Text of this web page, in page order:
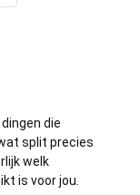
die
split precies
welk
is voor jou.